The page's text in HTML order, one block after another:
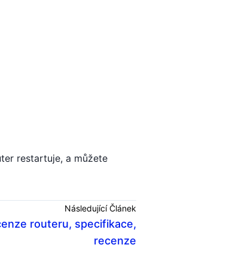
restartuje, a můžete
Následující Článek
routeru, specifikace,
recenze